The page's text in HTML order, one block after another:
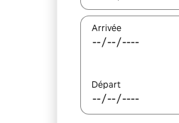
Arrivée
Départ